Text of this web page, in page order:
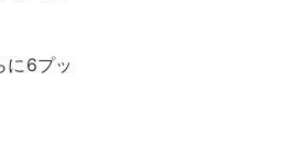
に6プッ